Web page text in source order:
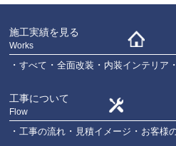
施工実績を見る
Works
すべて 全面改装 内装インテリア
工事について
Flow
工事の流れ 見積イメージ お客様